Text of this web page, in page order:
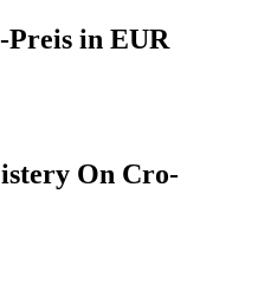
in EUR
On Cro-